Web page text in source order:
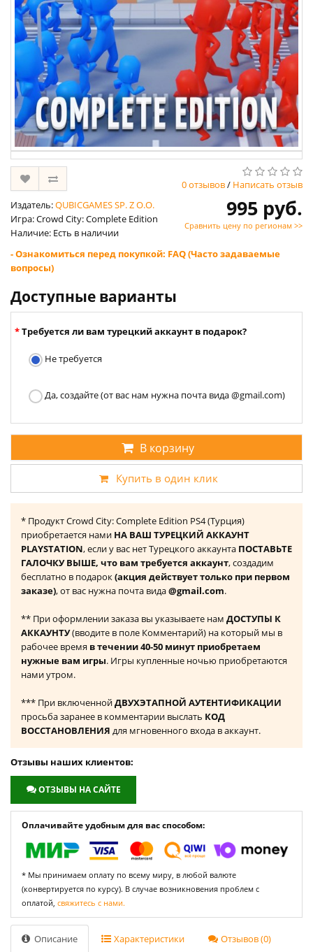
0 отзывов/ Написать отзыв
Издатель:QUBICGAMES SP. Z O.O.
Игра: Crowd City: Complete Edition
Наличие: Есть в наличии
995 руб.
Сравнить цену по регионам >>
- Ознакомиться перед покупкой: FAQ (Часто задаваемые
вопросы)
Доступные варианты
Требуется ли вам турецкий аккаунт в подарок?
Не требуется
Да, создайте (от вас нам нужна почта вида @gmail.com)
В корзину
Купить в один клик
* Продукт Crowd City: Complete Edition PS4 (Турция)
приобретается нами НА ВАШ ТУРЕЦКИЙ АККАУНТ
PLAYSTATION, если у вас нет Турецкого аккаунта ПОСТАВЬТЕ
ГАЛОЧКУ ВЫШЕ, что вам требуется аккаунт, создадим
бесплатно в подарок(акция действует только при первом
заказе), от вас нужна почта вида@gmail.com.
** При оформлении заказа вы указываете нам ДОСТУПЫ К
АККАУНТУ(вводите в поле Комментарий) на который мы в
рабочее время в течении 40-50 минут приобретаем
нужные вам игры. Игры купленные ночью приобретаются
нами утром.
*** При включеннойДВУХЭТАПНОЙ АУТЕНТИФИКАЦИИ
просьба заранее в комментарии выслать КОД
ВОССТАНОВЛЕНИЯ для мгновенного входа в аккаунт.
Отзывы наших клиентов:
ОТЗЫВЫ НА САЙТЕ
Оплачивайте удобным для вас способом:
* Мы принимаем оплату по всему миру, в любой валюте
(конвертируется по курсу). В случае возникновения проблем с
оплатой, свяжитесь с нами.
Описание Характеристики Отзывов (0)